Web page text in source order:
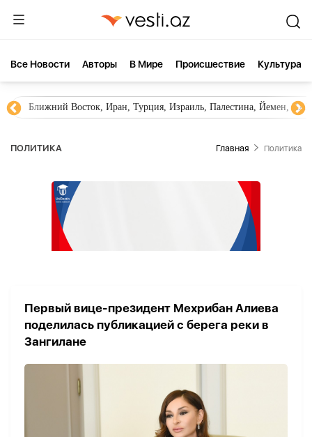
Все Новости Aвторы В Мире Происшествие Культура
Ближний Восток, Иран, Турция, Израиль, Палестина, Йемен,
ПОЛИТИКА Главная Политика
Первый вице-президент Мехрибан Алиева
поделилась публикацией с берега реки в
Зангилане